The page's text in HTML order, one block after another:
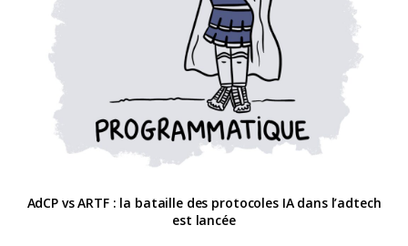
AdCP vs ARTF : la bataille des protocoles IA dans l’adtech
est lancée